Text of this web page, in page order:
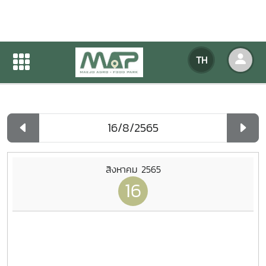
TH
ปฏิทินกิจกรรมของหน่วยงาน
ปฏิทินกิจกรรมของหน่วยงาน
สิงหาคม 2565
16